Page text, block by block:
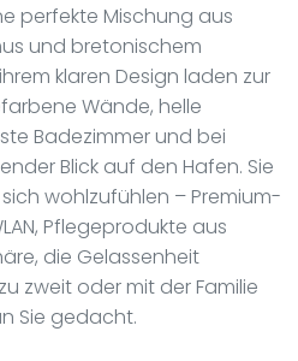
perfekte Mischung aus
und bretonischem
klaren Design laden zur
Wände, helle
Badezimmer und bei
Blick auf den Hafen. Sie
wohlzufühlen – Premium-
Pflegeprodukte aus
die Gelassenheit
zweit oder mit der Familie
Sie gedacht.